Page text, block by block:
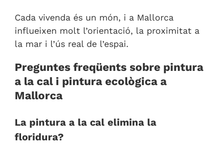
Cada vivenda és un món, i a Mallorca
influeixen molt l’orientació, la proximitat a
la mar i l’ús real de l’espai.
Preguntes freqüents sobre pintura
a la cal i pintura ecològica a
Mallorca
La pintura a la cal elimina la
floridura?